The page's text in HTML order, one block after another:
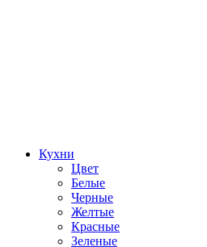
Кухни
Цвет
Белые
Черные
Желтые
Красные
Зеленые